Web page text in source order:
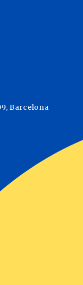
Barcelona